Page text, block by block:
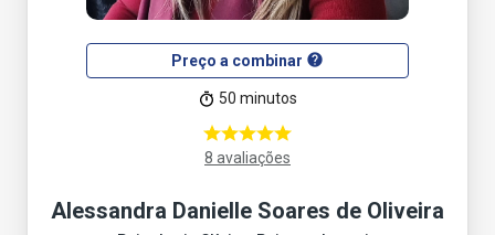
Preço a combinar help
50 minutos
8 avaliações
Alessandra Danielle Soares de Oliveira